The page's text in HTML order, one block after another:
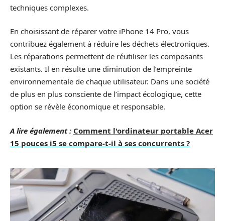
techniques complexes.
En choisissant de réparer votre iPhone 14 Pro, vous
contribuez également à réduire les déchets électroniques.
Les réparations permettent de réutiliser les composants
existants. Il en résulte une diminution de l’empreinte
environnementale de chaque utilisateur. Dans une société
de plus en plus consciente de l’impact écologique, cette
option se révèle économique et responsable.
A lire également : Comment l'ordinateur portable Acer
15 pouces i5 se compare-t-il à ses concurrents ?